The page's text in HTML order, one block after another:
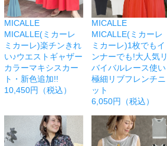
MICALLE
MICALLE(ミカーレ
ミカーレ)楽チンきれ
い♪ウエストギャザー
カラーマキシスカー
ト・新色追加!!
10,450円（税込）
MICALLE
MICALLE(ミカーレ
ミカーレ)1枚でもイ
ンナーでも!大人気リ
バイバルレース使い
極細リブフレンチニ
ット
6,050円（税込）